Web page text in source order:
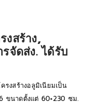
งสร้าง,
จัดส่ง. ได้รับ
งสร้างอลูมิเนียมเป็น
ขนาดตั้งแต่ 60×230 ซม.